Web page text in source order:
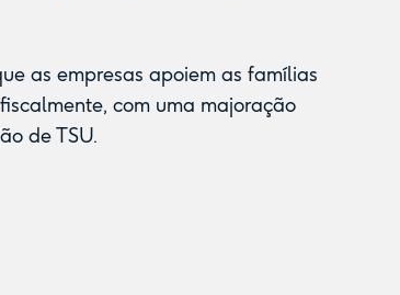
as empresas apoiem as famílias
com uma majoração
de TSU.